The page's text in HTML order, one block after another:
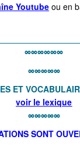
Youtubeou en
∞∞∞∞∞∞
∞∞∞∞∞
ET
voir le lexique
∞∞∞∞∞
SONT